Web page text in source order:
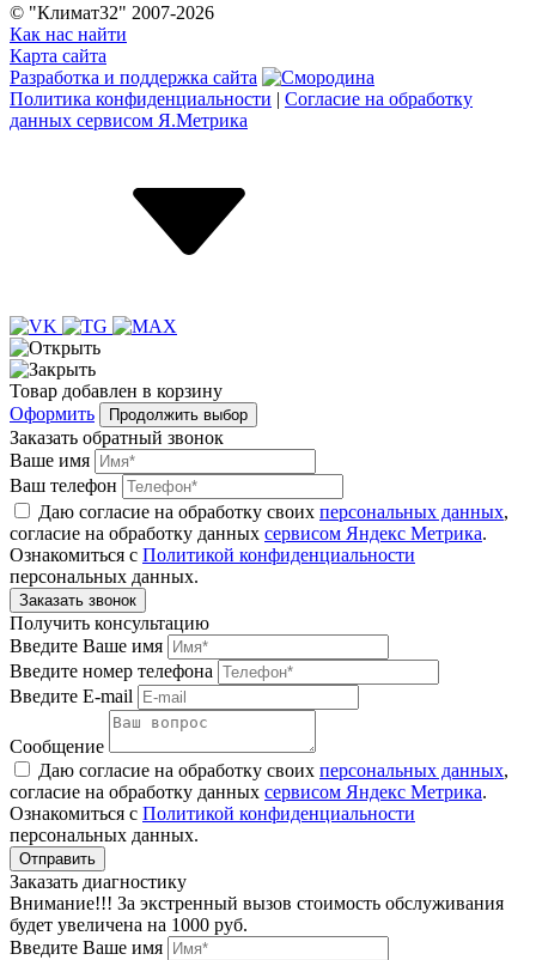
© "Климат32" 2007-2026
Как нас найти
Карта сайта
Разработка и поддержка сайта
Политика конфиденциальности | Согласие на обработку
данных сервисом Я.Метрика
Товар добавлен в корзину
Оформить
Продолжить выбор
Заказать обратный звонок
Ваше имя
Ваш телефон
Даю согласие на обработку своих персональных данных,
согласие на обработку данных сервисом Яндекс Метрика.
Ознакомиться с Политикой конфиденциальности
персональных данных.
Получить консультацию
Введите Ваше имя
Введите номер телефона
Введите E-mail
Сообщение
Даю согласие на обработку своих персональных данных,
согласие на обработку данных сервисом Яндекс Метрика.
Ознакомиться с Политикой конфиденциальности
персональных данных.
Заказать диагностику
Внимание!!! За экстренный вызов стоимость обслуживания
будет увеличена на 1000 руб.
Введите Ваше имя